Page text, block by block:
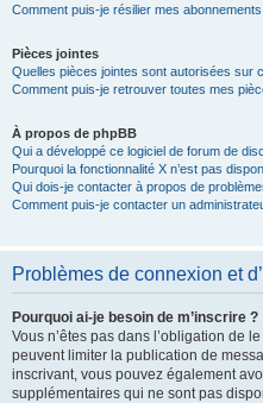
Comment puis-je résilier mes
Pièces jointes
Quelles pièces jointes sont autorisées sur
Comment puis-je retrouver toutes mes
À propos de phpBB
Qui a développé ce logiciel de forum de
Pourquoi la fonctionnalité X n’est pas
Qui dois-je contacter à propos de
Comment puis-je contacter un
Problèmes de connexion et
Pourquoi ai-je besoin de m’inscrire ?
Vous n’êtes pas dans l’obligation de
peuvent limiter la publication de
inscrivant, vous pouvez également
supplémentaires qui ne sont pas